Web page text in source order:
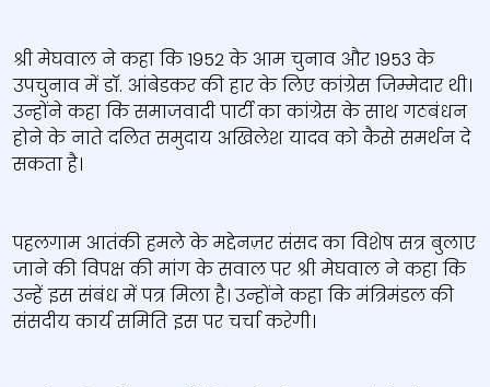
श्री मेघवाल ने कहा कि 1952 के आम चुनाव और 1953 के
उपचुनाव में डॉ. आंबेडकर की हार के लिए कांग्रेस जिम्‍मेदार थी।
उन्‍होंने कहा कि समाजवादी पार्टी का कांग्रेस के साथ गठबंधन
होने के नाते दलित समुदाय अखिलेश यादव को कैसे समर्थन दे
सकता है।
पहलगाम आतंकी हमले के मद्देनज़र संसद का विशेष सत्र बुलाए
जाने की विपक्ष की मांग के सवाल पर श्री मेघवाल ने कहा कि
उन्‍हें इस संबंध में पत्र मिला है। उन्‍होंने कहा कि मंत्रिमंडल की
संसदीय कार्य समिति इस पर चर्चा करेगी।